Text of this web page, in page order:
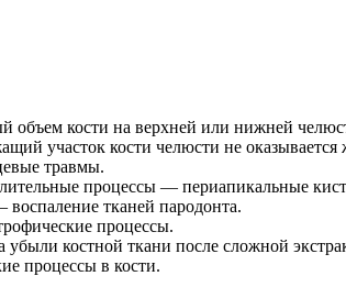
объем кости на верхней или нижней
участок кости челюсти не
травмы.
процессы — периапикальные
тканей пародонта.
процессы.
убыли костной ткани после сложной
процессы в кости.